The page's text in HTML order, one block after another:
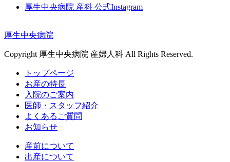
厚生中央病院 産科 公式Instagram
厚生中央病院
Copyright 厚生中央病院 産婦人科 All Rights Reserved.
トップページ
お産の特長
入院のご案内
医師・スタッフ紹介
よくあるご質問
お知らせ
産前について
出産について